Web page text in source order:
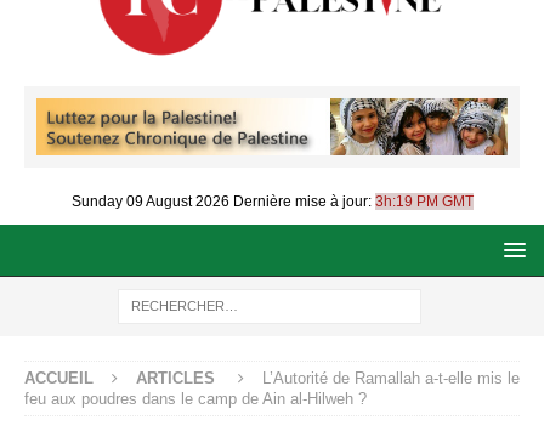
Sunday 09 August 2026 Dernière mise à jour: 3h:19 PM GMT
ACCUEIL ARTICLES
L’Autorité de Ramallah a-t-elle mis le
feu aux poudres dans le camp de Ain al-Hilweh ?